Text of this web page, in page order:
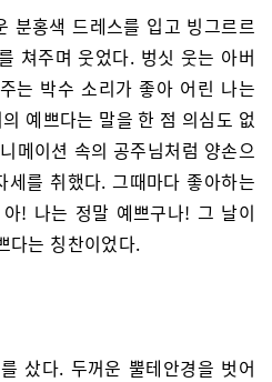
분홍색 드레스를 입고 빙그르르
쳐주며 웃었다. 벙싯 웃는 아버
는 박수 소리가 좋아 어린 나는
예쁘다는 말을 한 점 의심도 없
메이션 속의 공주님처럼 양손으
를 취했다. 그때마다 좋아하는
! 나는 정말 예쁘구나! 그 날이
다는 칭찬이었다.
샀다. 두꺼운 뿔테안경을 벗어